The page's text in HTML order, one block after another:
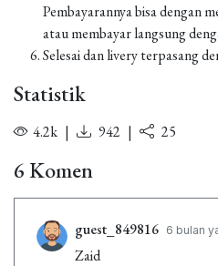
Pembayarannya bisa dengan
atau membayar langsung
Selesai dan livery terpasang
Statistik
4.2k | 942 | 25
6 Komen
guest_849816 6 bulan
Zaid